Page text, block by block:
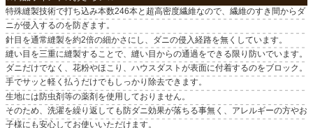
特殊縫製技術で打ち込み本数246本と超高密度繊維なので、繊維のすき間からダ
ニが侵入するのを防ぎます。
針目を通常縫製を約2倍の細かさにし、ダニの侵入経路を無くしています。
縫い目を三重に縫製することで、縫い目からの通過をできる限り防いでいます。
ダニだけでなく、花粉やほこり、ハウスダストが表面に付着するのをブロック。
手でサッと軽く払うだけでもしっかり除去できます。
生地には防虫剤等の薬剤を使用しておりません。
そのため、洗濯を繰り返しても防ダニ効果が落ちる事無く、アレルギーの方やお
子様にも安心してお使いいただけます。